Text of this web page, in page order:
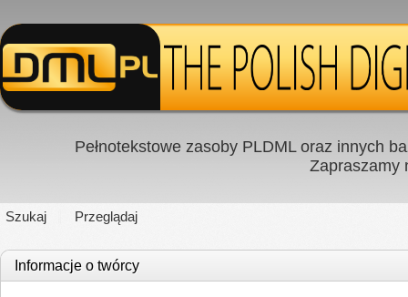
Pełnotekstowe zasoby PLDML oraz innych
Zapraszamy
Szukaj Przeglądaj
Informacje o twórcy